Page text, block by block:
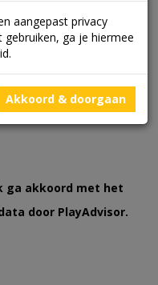
ga akkoord met het
door PlayAdvisor.
aangepast privacy
gebruiken, ga je hiermee
Akkoord & doorgaan